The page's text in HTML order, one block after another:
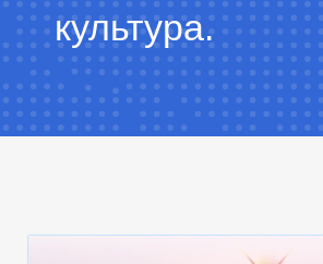
культура.